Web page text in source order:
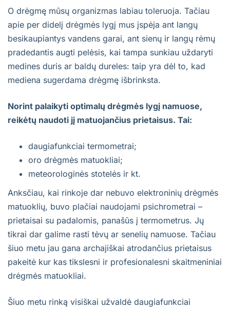
O drėgmę mūsų organizmas labiau toleruoja. Tačiau
apie per didelį drėgmės lygį mus įspėja ant langų
besikaupiantys vandens garai, ant sienų ir langų rėmų
pradedantis augti pelėsis, kai tampa sunkiau uždaryti
medines duris ar baldų dureles: taip yra dėl to, kad
mediena sugerdama drėgmę išbrinksta.
Norint palaikyti optimalų drėgmės lygį namuose,
reikėtų naudoti jį matuojančius prietaisus. Tai:
daugiafunkciai termometrai;
oro drėgmės matuokliai;
meteorologinės stotelės ir kt.
Anksčiau, kai rinkoje dar nebuvo elektroninių drėgmės
matuoklių, buvo plačiai naudojami psichrometrai –
prietaisai su padalomis, panašūs į termometrus. Jų
tikrai dar galime rasti tėvų ar senelių namuose. Tačiau
šiuo metu jau gana archajiškai atrodančius prietaisus
pakeitė kur kas tikslesni ir profesionalesni skaitmeniniai
drėgmės matuokliai.
Šiuo metu rinką visiškai užvaldė daugiafunkciai